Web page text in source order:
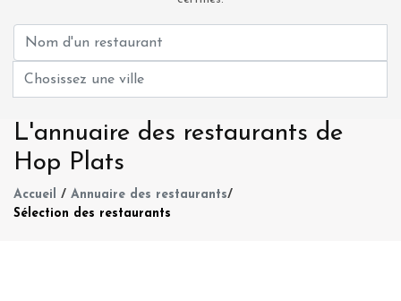
L'annuaire des restaurants de
Hop Plats
Accueil / Annuaire des restaurants/
Sélection des restaurants